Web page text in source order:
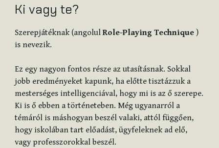
Ki vagy te?
Szerepjátéknak (angolul Role-Playing Technique )
is nevezik.
Ez egy nagyon fontos része az utasításnak. Sokkal
jobb eredményeket kapunk, ha előtte tisztázzuk a
mesterséges intelligenciával, hogy mi is az ő szerepe.
Ki is ő ebben a történeteben. Még ugyanarról a
témáról is máshogyan beszél valaki, attól függően,
hogy iskolában tart előadást, ügyfeleknek ad elő,
vagy professzorokkal beszél.